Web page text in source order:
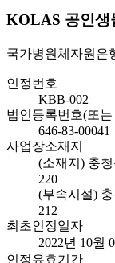
KOLAS 공인생
국가병원체자원은
인정번호
KBB-002
법인등록번호(또
646-83-00041
사업장소재지
(소재지) 충
220
(부속시설)
212
최초인정일자
2022년 10월
인정유효기간